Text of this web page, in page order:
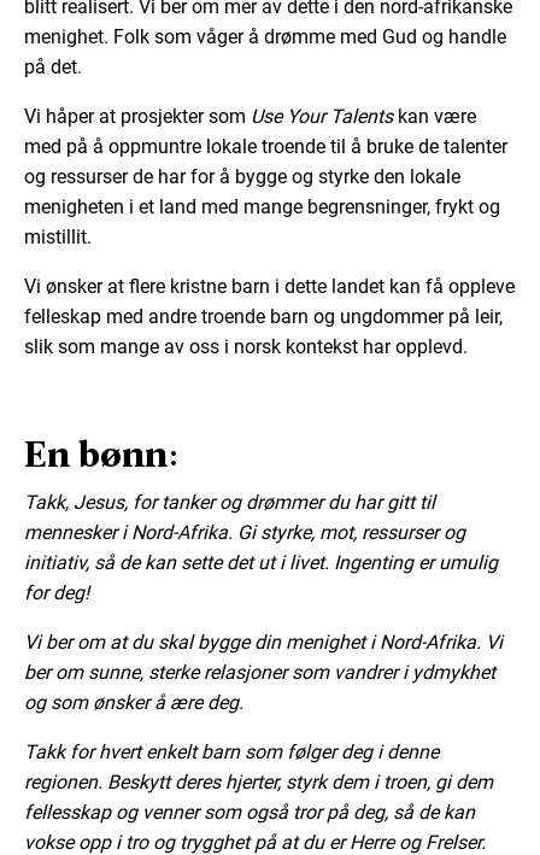
blitt realisert. Vi ber om mer av dette i den nord-afrikanske
menighet. Folk som våger å drømme med Gud og handle
på det.
Vi håper at prosjekter som Use Your Talentskan være
med på å oppmuntre lokale troende til å bruke de talenter
og ressurser de har for å bygge og styrke den lokale
menigheten i et land med mange begrensninger, frykt og
mistillit.
Vi ønsker at flere kristne barn i dette landet kan få oppleve
felleskap med andre troende barn og ungdommer på leir,
slik som mange av oss i norsk kontekst har opplevd.
En bønn:
Takk, Jesus, for tanker og drømmer du har gitt til
mennesker i Nord-Afrika. Gi styrke, mot, ressurser og
initiativ, så de kan sette det ut i livet. Ingenting er umulig
for deg!
Vi ber om at du skal bygge din menighet i Nord-Afrika. Vi
ber om sunne, sterke relasjoner som vandrer i ydmykhet
og som ønsker å ære deg.
Takk for hvert enkelt barn som følger deg i denne
regionen. Beskytt deres hjerter, styrk dem i troen, gi dem
fellesskap og venner som også tror på deg, så de kan
vokse opp i tro og trygghet på at du er Herre og Frelser.